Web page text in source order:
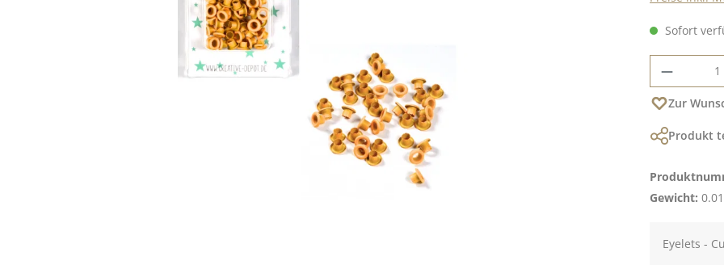
Sofort
Zur
Produkt
Gewicht:
Eyelets -